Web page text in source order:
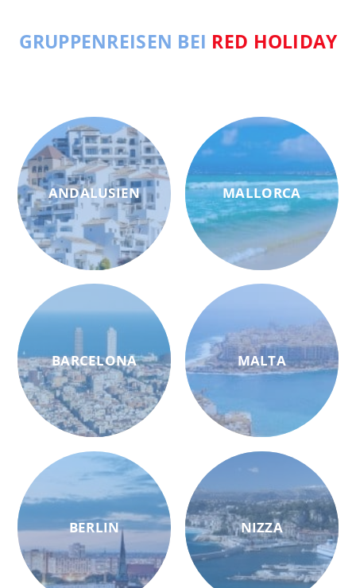
GRUPPENREISEN BEI RED HOLIDAY
ANDALUSIEN
BARCELONA
BERLIN
MALLORCA
MALTA
NIZZA